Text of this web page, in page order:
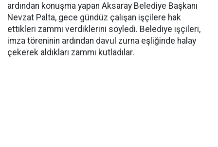
ardından konuşma yapan Aksaray Belediye Başkanı
Nevzat Palta, gece gündüz çalışan işçilere hak
ettikleri zammı verdiklerini söyledi. Belediye işçileri,
imza töreninin ardından davul zurna eşliğinde halay
çekerek aldıkları zammı kutladılar.